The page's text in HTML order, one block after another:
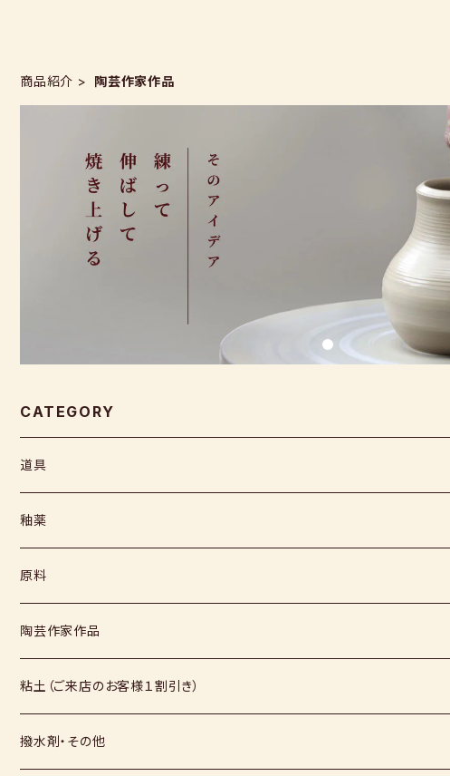
商品紹介 陶芸作家作品
CATEGORY
道具
ヘラ
コテ
スポンジ
絵具
上絵具
その他
釉薬
粉末
液体
福島釉薬
原料
媒溶剤・調整剤等
長石
硅石
陶芸作家作品
上野焼
薪窯（高鶴淳一先生）
小石原焼
粘土（ご来店のお客様１割引き）
信楽白土
撥水剤・その他